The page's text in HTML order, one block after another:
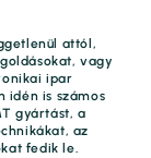
attól,
vagy
ipar
idén is számos
gyártást, a
az
fedik le.